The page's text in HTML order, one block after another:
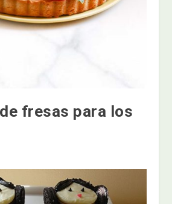
fresas para los